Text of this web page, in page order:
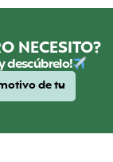
NECESITO?
descúbrelo!